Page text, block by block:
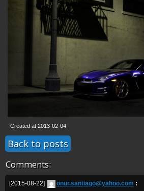
Created at 2013-02-04
Back to posts
Comments:
[2015-08-22] onur.santiago@yahoo.com :